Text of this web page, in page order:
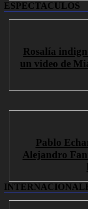
ESPECTACULOS
Rosalía
un video de
Pablo
Alejandro